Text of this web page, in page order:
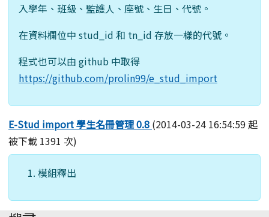
入學年、班級、監護人、座號、生日、代號。
在資料欄位中 stud_id 和 tn_id 存放一樣的代號。
程式也可以由 github 中取得
https://github.com/prolin99/e_stud_import
E-Stud import 學生名冊管理 0.8 (2014-03-24 16:54:59 起
被下載 1391 次)
模組釋出